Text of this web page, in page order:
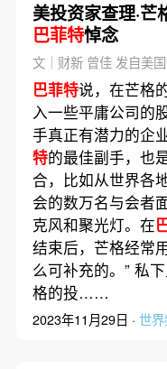
美投资家查理·芒
巴菲特悼念
文｜财新 曾佳 发自美
巴菲特说，在芒格
入一些平庸公司的
手真正有潜力的
特的最佳副手，也
合，比如从世界各
会的数万名与会者
克风和聚光灯。在
结束后，芒格经常
么可补充的。” 私下
格的投……
2023年11月29日 · 世